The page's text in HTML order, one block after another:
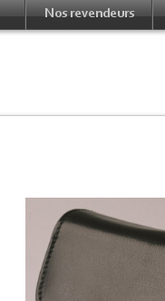
Nos revendeurs